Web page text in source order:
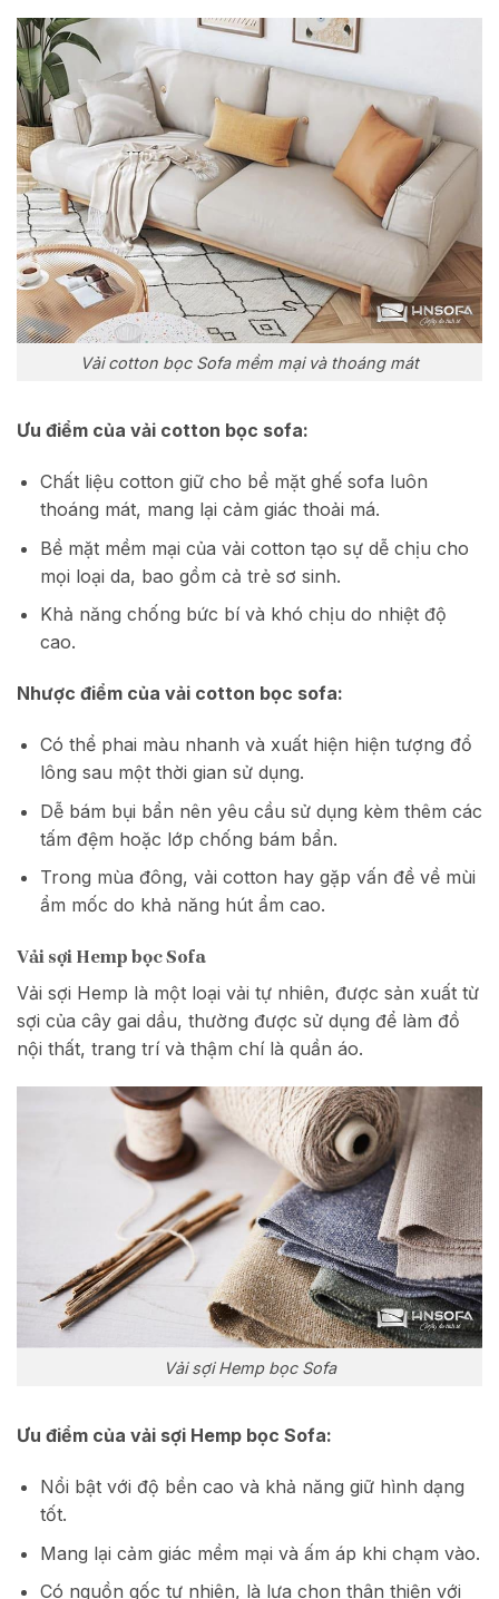
Vải cotton bọc Sofa mềm mại và thoáng mát
Ưu điểm của vải cotton bọc sofa:
Chất liệu cotton giữ cho bề mặt ghế sofa luôn
thoáng mát, mang lại cảm giác thoải má.
Bề mặt mềm mại của vải cotton tạo sự dễ chịu cho
mọi loại da, bao gồm cả trẻ sơ sinh.
Khả năng chống bức bí và khó chịu do nhiệt độ
cao.
Nhược điểm của vải cotton bọc sofa:
Có thể phai màu nhanh và xuất hiện hiện tượng đổ
lông sau một thời gian sử dụng.
Dễ bám bụi bẩn nên yêu cầu sử dụng kèm thêm các
tấm đệm hoặc lớp chống bám bẩn.
Trong mùa đông, vải cotton hay gặp vấn đề về mùi
ẩm mốc do khả năng hút ẩm cao.
Vải sợi Hemp bọc Sofa
Vải sợi Hemp là một loại vải tự nhiên, được sản xuất từ
sợi của cây gai dầu, thường được sử dụng để làm đồ
nội thất, trang trí và thậm chí là quần áo.
Vải sợi Hemp bọc Sofa
Ưu điểm của vải sợi Hemp bọc Sofa:
Nổi bật với độ bền cao và khả năng giữ hình dạng
tốt.
Mang lại cảm giác mềm mại và ấm áp khi chạm vào.
Có nguồn gốc tự nhiên, là lựa chọn thân thiện với